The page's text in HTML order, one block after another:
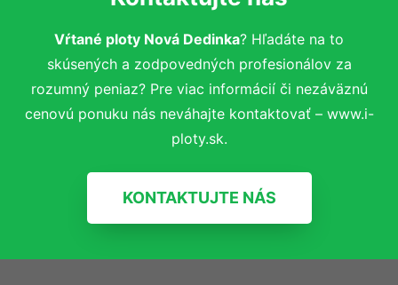
Vŕtané ploty Nová Dedinka? Hľadáte na to
skúsených a zodpovedných profesionálov za
rozumný peniaz? Pre viac informácií či nezáväznú
cenovú ponuku nás neváhajte kontaktovať – www.i-
ploty.sk.
KONTAKTUJTE NÁS